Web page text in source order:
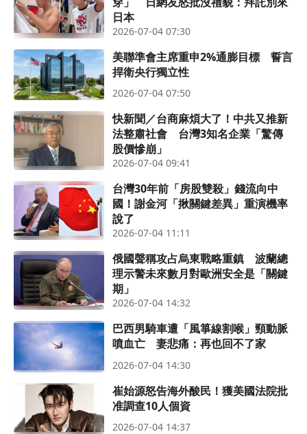
日本
2026-07-04 07:30
美聯準會主席重申2%通膨目標 誓言
捍衛央行獨立性
2026-07-04 07:50
快新聞／台商麻煩大了！中共又推新
法整肅社會 台灣3知名企業「驚傳
股價慘崩」
2026-07-04 09:41
台灣30年前「房股雙殺」錢流向中
國！謝金河「揪關鍵差異」重演機率
說了
2026-07-04 11:11
俄國聲稱攻占烏東戰略重鎮 波蘭總
理示警未來數月對歐洲安全是「關鍵
期」
2026-07-04 14:32
巴西男騎車遭「風箏線割喉」頸動脈
噴血亡 妻悲痛：再也回不了家
2026-07-04 14:30
崔始源怒告海外酸民！獲美國法院批
准調查10人個資
2026-07-04 14:37